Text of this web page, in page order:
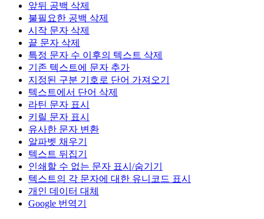
앞뒤 공백 삭제
불필요한 공백 삭제
시작 문자 삭제
끝 문자 삭제
특정 문자 수 이후의 텍스트 삭제
기존 텍스트에 문자 추가
지정된 구분 기호로 단어 가져오기
텍스트에서 단어 삭제
라틴 문자 표시
키릴 문자 표시
유사한 문자 변환
알파벳 채우기
텍스트 뒤집기
인쇄할 수 없는 문자 표시/숨기기
텍스트의 각 문자에 대한 유니코드 표시
개인 데이터 대체
Google 번역기